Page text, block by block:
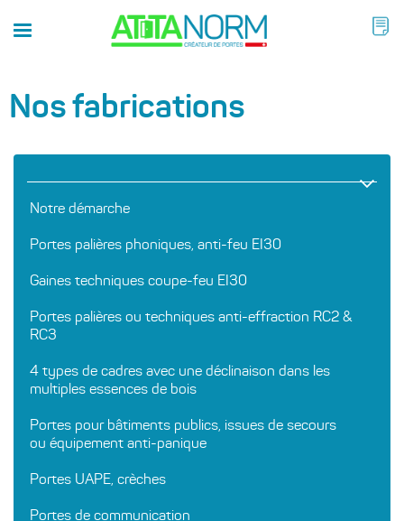
Nos fabrications
Notre démarche
Portes palières phoniques, anti-feu EI30
Gaines techniques coupe-feu EI30
Portes palières ou techniques anti-effraction RC2 &
RC3
4 types de cadres avec une déclinaison dans les
multiples essences de bois
Portes pour bâtiments publics, issues de secours
ou équipement anti-panique
Portes UAPE, crèches
Portes de communication